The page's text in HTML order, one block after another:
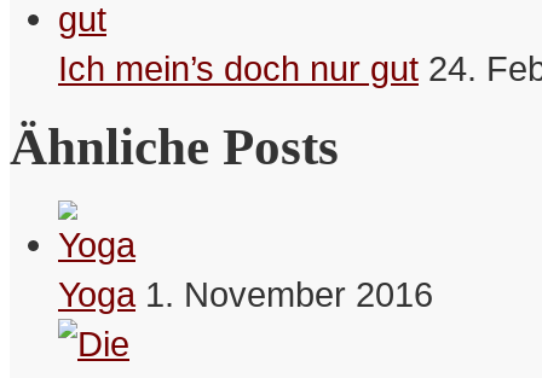
Menschen die Liebe toll finden,
– Betty
Bookmarken & Teilen
Ich mein’s doch nur gut 24.
Ähnliche Posts
Yoga 1. November 2016